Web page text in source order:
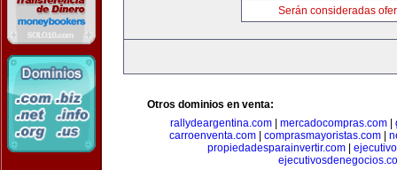
Serán consideradas
Otros dominios en venta:
rallydeargentina.com
mercadocompras.com
carroenventa.com| comprasmayoristas.com|
propiedadesparainvertir.com